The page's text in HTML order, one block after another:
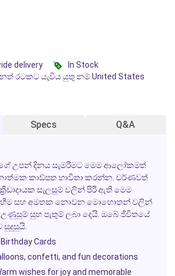
delivery
In Stock
රටකට යැවිය යුතු නම් United States
Specs Q&A
උපන් දිනය සැමරීමට මෙම ආලෝකමත්
කාඩ්පත භාවිතා කරන්න. වර්ණවත්
සැලසුම් වලින් පිරී ඇති මෙම
සහ අමතක නොවන මොහොතන් වලින්
සුභ පැතුම් ලබා දෙයි. ඔබේ ජීවිතයේ
Cards
confetti, and fun decorations
wishes for joy and memorable